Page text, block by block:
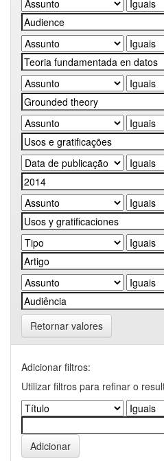
Retornar valores
Adicionar filtros:
Utilizar filtros para refinar o